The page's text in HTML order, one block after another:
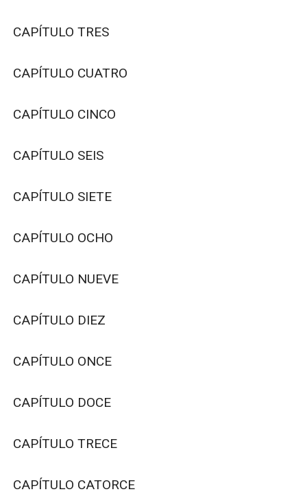
CAPÍTULO TRES
CAPÍTULO CUATRO
CAPÍTULO CINCO
CAPÍTULO SEIS
CAPÍTULO SIETE
CAPÍTULO OCHO
CAPÍTULO NUEVE
CAPÍTULO DIEZ
CAPÍTULO ONCE
CAPÍTULO DOCE
CAPÍTULO TRECE
CAPÍTULO CATORCE